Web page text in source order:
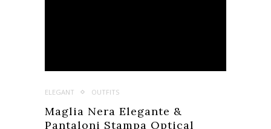
ELEGANT OUTFITS
Maglia Nera Elegante &
Pantaloni Stampa Optical